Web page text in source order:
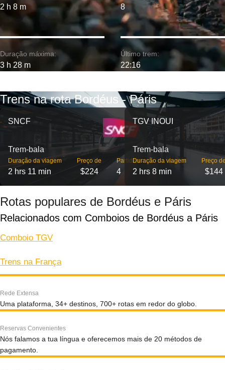
2 h 8 m
Duração máxima:
3 h 28 m
8
Último trem:
22:16
Trens na rota Bordéus - Páris
SNCF
Trem-bala
Duração da viagem
2 hrs 11 min
Preço de
$224
Partidas
4
TGV INOUI
Trem-bala
Duração da viagem
2 hrs 8 min
Preço
$144
Rotas populares de Bordéus e Páris
Relacionados com Comboios de Bordéus a Páris
Comboio TGV
Trens na França
Rede Extensa
Uma plataforma, 34+ destinos, 700+ rotas em redor do globo.
Reservas Convenientes
Nós falamos a tua língua e oferecemos mais de 20 métodos de
pagamento.